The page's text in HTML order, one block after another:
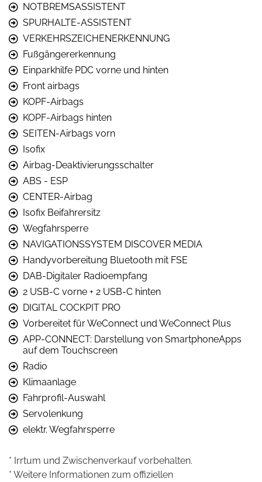
NOTBREMSASSISTENT
SPURHALTE-ASSISTENT
VERKEHRSZEICHENERKENNUNG
Fußgängererkennung
Einparkhilfe PDC vorne und hinten
Front airbags
KOPF-Airbags
KOPF-Airbags hinten
SEITEN-Airbags vorn
Isofix
Airbag-Deaktivierungsschalter
ABS - ESP
CENTER-Airbag
Isofix Beifahrersitz
Wegfahrsperre
NAVIGATIONSSYSTEM DISCOVER MEDIA
Handyvorbereitung Bluetooth mit FSE
DAB-Digitaler Radioempfang
2 USB-C vorne + 2 USB-C hinten
DIGITAL COCKPIT PRO
Vorbereitet für WeConnect und WeConnect Plus
APP-CONNECT: Darstellung von SmartphoneApps
auf dem Touchscreen
Radio
Klimaanlage
Fahrprofil-Auswahl
Servolenkung
elektr. Wegfahrsperre
* Irrtum und Zwischenverkauf vorbehalten.
* Weitere Informationen zum offiziellen